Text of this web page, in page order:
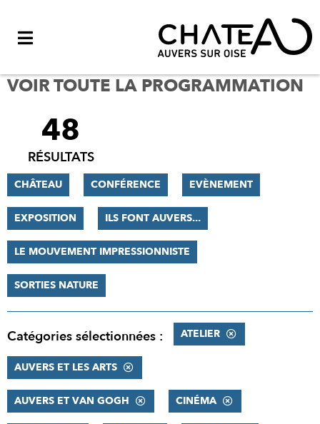
VOIR TOUTE LA PROGRAMMATION
FILTRER
RÉSULTATS
48
RÉSULTATS
CHÂTEAU CONFÉRENCE EVÈNEMENT
EXPOSITION ILS FONT AUVERS...
LE MOUVEMENT IMPRESSIONNISTE
SORTIES NATURE
Catégories sélectionnées : ATELIER
AUVERS ET LES ARTS
AUVERS ET VAN GOGH CINÉMA